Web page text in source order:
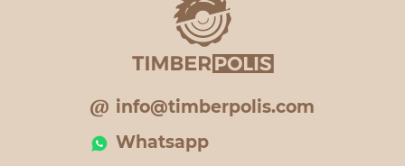
info@timberpolis.com
Whatsapp